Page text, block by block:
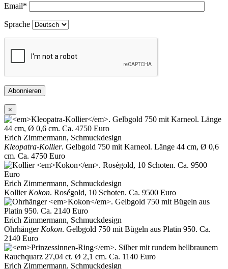
Email*
Sprache
Abonnieren
×
Erich Zimmermann, Schmuckdesign
Kleopatra-Kollier. Gelbgold 750 mit Karneol. Länge 44 cm, Ø 0,6
cm. Ca. 4750 Euro
Erich Zimmermann, Schmuckdesign
Kollier Kokon. Roségold, 10 Schoten. Ca. 9500 Euro
Erich Zimmermann, Schmuckdesign
Ohrhänger Kokon. Gelbgold 750 mit Bügeln aus Platin 950. Ca.
2140 Euro
Erich Zimmermann, Schmuckdesign